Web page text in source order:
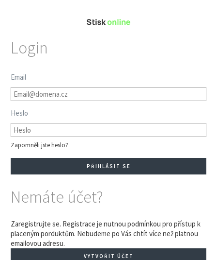
Login
Email
Heslo
Zapomněli jste heslo?
Nemáte účet?
Zaregistrujte se. Registrace je nutnou podmínkou pro přístup k
placeným porduktům. Nebudeme po Vás chtít více než platnou
emailovou adresu.
VYTVOŘIT ÚČET